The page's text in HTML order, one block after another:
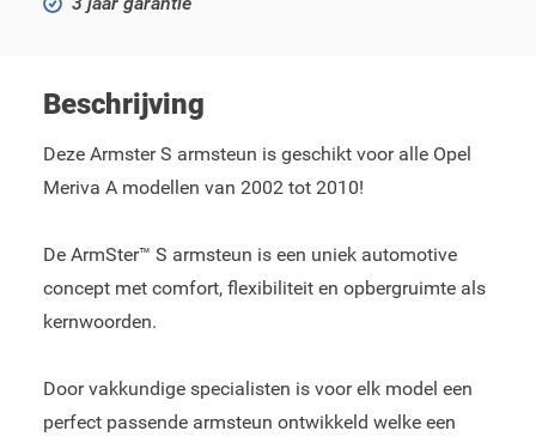
Beschrijving
Deze Armster S armsteun is geschikt voor alle Opel
Meriva A modellen van 2002 tot 2010!
De ArmSter™ S armsteun is een uniek automotive
concept met comfort, flexibiliteit en opbergruimte als
kernwoorden.
Door vakkundige specialisten is voor elk model een
perfect passende armsteun ontwikkeld welke een